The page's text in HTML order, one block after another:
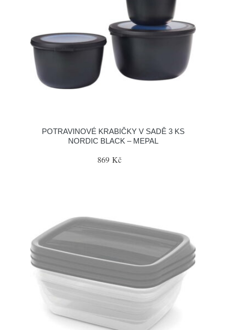
POTRAVINOVÉ KRABIČKY V SADĚ 3 KS
NORDIC BLACK – MEPAL
869 Kč